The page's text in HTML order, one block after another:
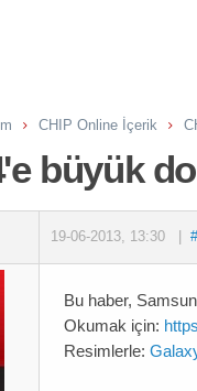
CHIP Online İçerik
büyük
19-06-2013, 13:30
Bu haber,
Okumak için:
Resimlerle: